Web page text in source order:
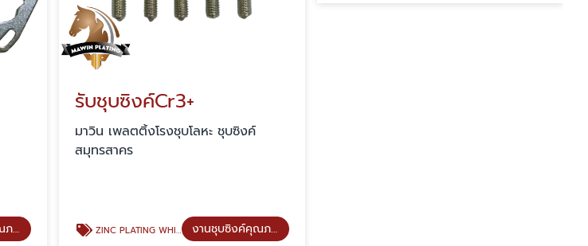
งานชุบซิงค์คุณภาพ
รับชุบซิงค์Cr3+
มาวิน เพลตติ้งโรงชุบโลหะ ชุบซิงค์
สมุทรสาคร
ZINC PLATING WHITE (ชุบซิงค์สีขาว) งานชุบซิงค์คุณภาพ